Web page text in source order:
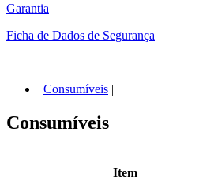
Garantia
Ficha de Dados de Segurança
| Consumíveis |
Consumíveis
Item